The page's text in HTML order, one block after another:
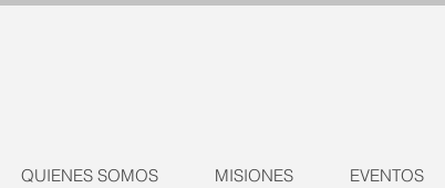
QUIENES SOMOS MISIONES EVENTOS